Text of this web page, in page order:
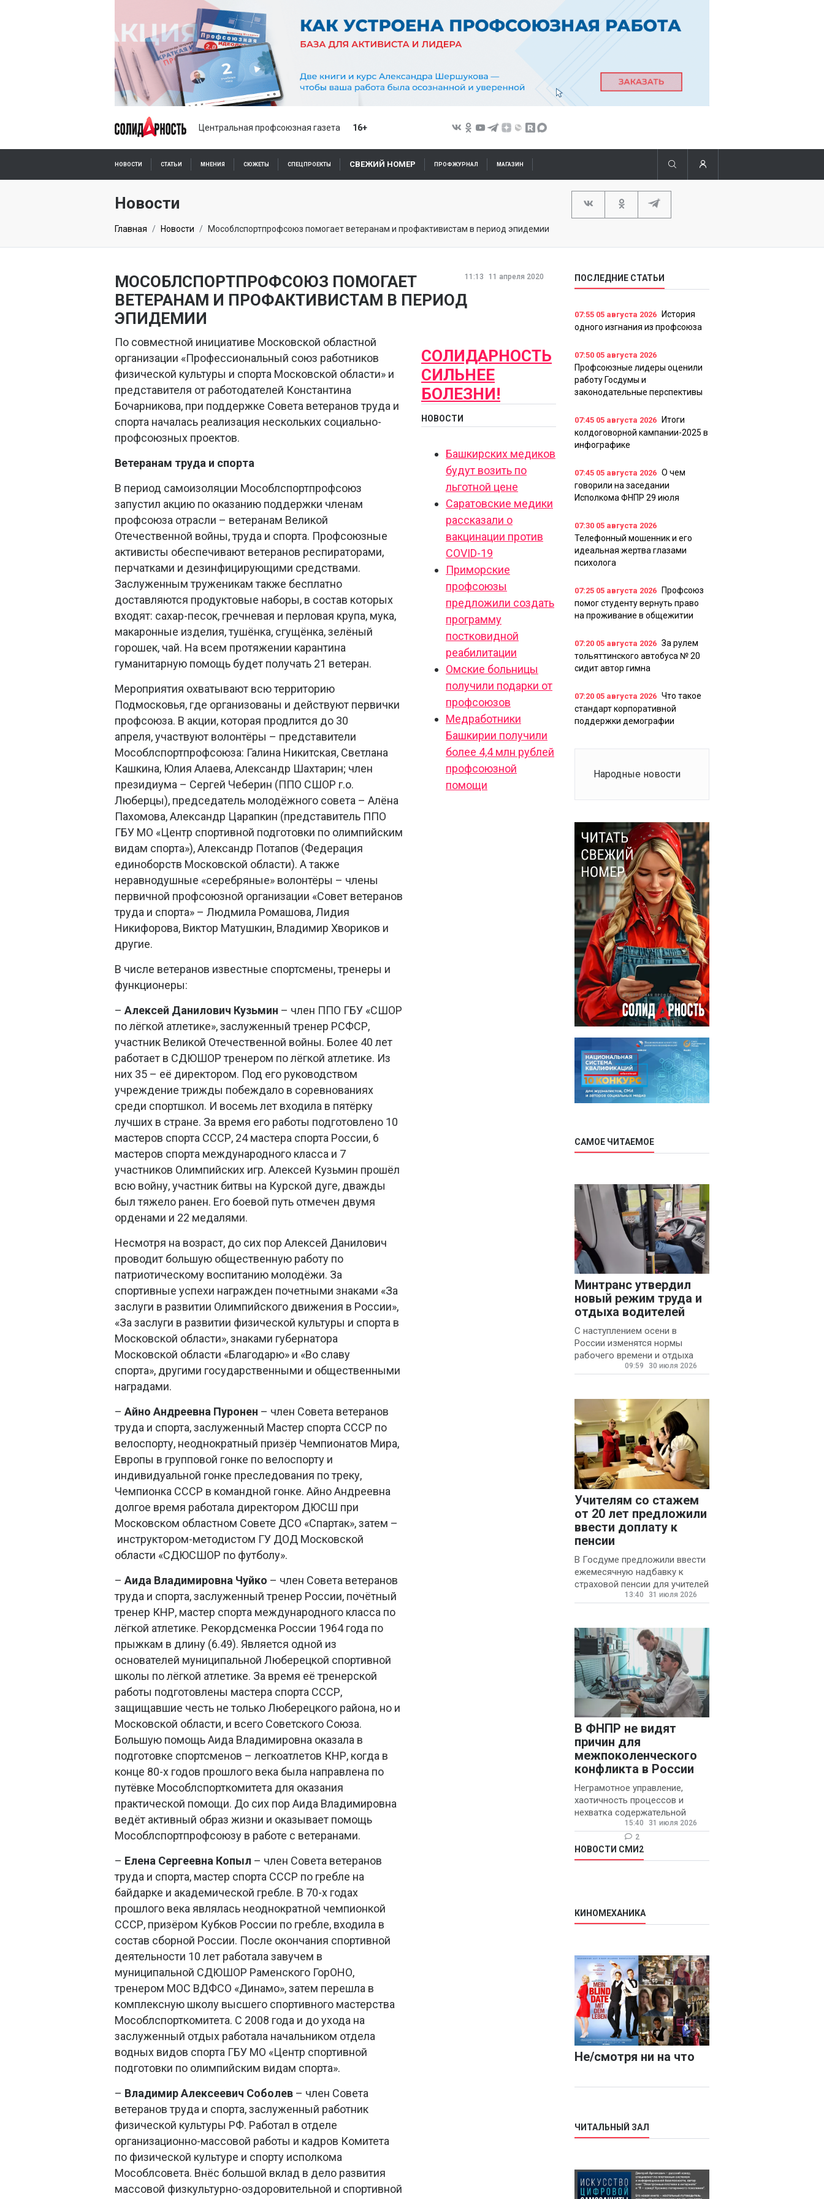
Центральная профсоюзная газета 16+
НОВОСТИ СТАТЬИ МНЕНИЯ СЮЖЕТЫ СПЕЦПРОЕКТЫ СВЕЖИЙ НОМЕР ПРОФЖУРНАЛ МАГАЗИН
ПОДПИСКА ОНЛАЙН
Новости
Главная Новости Мособлспортпрофсоюз помогает ветеранам и профактивистам в период эпидемии
11:13 11 апреля 2020
МОСОБЛСПОРТПРОФСОЮЗ ПОМОГАЕТ
ВЕТЕРАНАМ И ПРОФАКТИВИСТАМ В ПЕРИОД
ЭПИДЕМИИ
По совместной инициативе Московской областной
организации «Профессиональный союз работников
физической культуры и спорта Московской области» и
представителя от работодателей Константина
Бочарникова, при поддержке Совета ветеранов труда и
спорта началась реализация нескольких социально-
профсоюзных проектов.
Ветеранам труда и спорта
В период самоизоляции Мособлспортпрофсоюз
запустил акцию по оказанию поддержки членам
профсоюза отрасли – ветеранам Великой
Отечественной войны, труда и спорта. Профсоюзные
активисты обеспечивают ветеранов респираторами,
перчатками и дезинфицирующими средствами.
Заслуженным труженикам также бесплатно
доставляются продуктовые наборы, в состав которых
входят: сахар-песок, гречневая и перловая крупа, мука,
макаронные изделия, тушёнка, сгущёнка, зелёный
горошек, чай. На всем протяжении карантина
гуманитарную помощь будет получать 21 ветеран.
Мероприятия охватывают всю территорию
Подмосковья, где организованы и действуют первички
профсоюза. В акции, которая продлится до 30
апреля, участвуют волонтёры – представители
Мособлспортпрофсоюза: Галина Никитская, Светлана
Кашкина, Юлия Алаева, Александр Шахтарин; член
президиума – Сергей Чеберин (ППО СШОР г.о.
Люберцы), председатель молодёжного совета – Алёна
Пахомова, Александр Царапкин (представитель ППО
ГБУ МО «Центр спортивной подготовки по олимпийским
видам спорта»), Александр Потапов (Федерация
единоборств Московской области). А также
неравнодушные «серебряные» волонтёры – члены
первичной профсоюзной организации «Совет ветеранов
труда и спорта» – Людмила Ромашова, Лидия
Никифорова, Виктор Матушкин, Владимир Хвориков и
другие.
В числе ветеранов известные спортсмены, тренеры и
функционеры:
– Алексей Данилович Кузьмин – член ППО ГБУ «СШОР
по лёгкой атлетике», заслуженный тренер РСФСР,
участник Великой Отечественной войны. Более 40 лет
работает в СДЮШОР тренером по лёгкой атлетике. Из
них 35 – её директором. Под его руководством
учреждение трижды побеждало в соревнованиях
среди спортшкол. И восемь лет входила в пятёрку
лучших в стране. За время его работы подготовлено 10
мастеров спорта СССР, 24 мастера спорта России, 6
мастеров спорта международного класса и 7
участников Олимпийских игр. Алексей Кузьмин прошёл
всю войну, участник битвы на Курской дуге, дважды
был тяжело ранен. Его боевой путь отмечен двумя
орденами и 22 медалями.
Несмотря на возраст, до сих пор Алексей Данилович
проводит большую общественную работу по
патриотическому воспитанию молодёжи. За
спортивные успехи награжден почетными знаками «За
заслуги в развитии Олимпийского движения в России»,
«За заслуги в развитии физической культуры и спорта в
Московской области», знаками губернатора
Московской области «Благодарю» и «Во славу
спорта», другими государственными и общественными
наградами.
– Айно Андреевна Пуронен – член Совета ветеранов
труда и спорта, заслуженный Мастер спорта СССР по
велоспорту, неоднократный призёр Чемпионатов Мира,
Европы в групповой гонке по велоспорту и
индивидуальной гонке преследования по треку,
Чемпионка СССР в командной гонке. Айно Андреевна
долгое время работала директором ДЮСШ при
Московском областном Совете ДСО «Спартак», затем –
инструктором-методистом ГУ ДОД Московской
области «СДЮСШОР по футболу».
– Аида Владимировна Чуйко – член Совета ветеранов
труда и спорта, заслуженный тренер России, почётный
тренер КНР, мастер спорта международного класса по
лёгкой атлетике. Рекордсменка России 1964 года по
прыжкам в длину (6.49). Является одной из
основателей муниципальной Люберецкой спортивной
школы по лёгкой атлетике. За время её тренерской
работы подготовлены мастера спорта СССР,
защищавшие честь не только Люберецкого района, но и
Московской области, и всего Советского Союза.
Большую помощь Аида Владимировна оказала в
подготовке спортсменов – легкоатлетов КНР, когда в
конце 80-х годов прошлого века была направлена по
путёвке Мособлспорткомитета для оказания
практической помощи. До сих пор Аида Владимировна
ведёт активный образ жизни и оказывает помощь
Мособлспортпрофсоюзу в работе с ветеранами.
– Елена Сергеевна Копыл – член Совета ветеранов
труда и спорта, мастер спорта СССР по гребле на
байдарке и академической гребле. В 70-х годах
прошлого века являлась неоднократной чемпионкой
СССР, призёром Кубков России по гребле, входила в
состав сборной России. После окончания спортивной
деятельности 10 лет работала завучем в
муниципальной СДЮШОР Раменского ГорОНО,
тренером МОС ВДФСО «Динамо», затем перешла в
комплексную школу высшего спортивного мастерства
Мособлспорткомитета. С 2008 года и до ухода на
заслуженный отдых работала начальником отдела
водных видов спорта ГБУ МО «Центр спортивной
подготовки по олимпийским видам спорта».
– Владимир Алексеевич Соболев – член Совета
ветеранов труда и спорта, заслуженный работник
физической культуры РФ. Работал в отделе
организационно-массовой работы и кадров Комитета
по физической культуре и спорту исполкома
Мособлсовета. Внёс большой вклад в дело развития
массовой физкультурно-оздоровительной и спортивной
СОЛИДАРНОСТЬ
СИЛЬНЕЕ
БОЛЕЗНИ!
НОВОСТИ
Башкирских медиков
будут возить по
льготной цене
Саратовские медики
рассказали о
вакцинации против
COVID-19
Приморские
профсоюзы
предложили создать
программу
постковидной
реабилитации
Омские больницы
получили подарки от
профсоюзов
Медработники
Башкирии получили
более 4,4 млн рублей
профсоюзной
помощи
ПОСЛЕДНИЕ СТАТЬИ
07:55 05 августа 2026
История
одного изгнания из профсоюза
07:50 05 августа 2026
Профсоюзные лидеры оценили
работу Госдумы и
законодательные перспективы
07:45 05 августа 2026
Итоги
колдоговорной кампании-2025 в
инфографике
07:45 05 августа 2026 О чем
говорили на заседании
Исполкома ФНПР 29 июля
07:30 05 августа 2026
Телефонный мошенник и его
идеальная жертва глазами
психолога
07:25 05 августа 2026
Профсоюз
помог студенту вернуть право
на проживание в общежитии
07:20 05 августа 2026 За рулем
тольяттинского автобуса № 20
сидит автор гимна
07:20 05 августа 2026 Что такое
стандарт корпоративной
поддержки демографии
Народные новости
САМОЕ ЧИТАЕМОЕ
Минтранс утвердил
новый режим труда и
отдыха водителей
С наступлением осени в
России изменятся нормы
рабочего времени и отдыха
для автомобилистов.
09:59 30 июля 2026
Учителям со стажем
от 20 лет предложили
ввести доплату к
пенсии
В Госдуме предложили ввести
ежемесячную надбавку к
страховой пенсии для учителей
государственных и
13:40 31 июля 2026
В ФНПР не видят
причин для
межпоколенческого
конфликта в России
Неграмотное управление,
хаотичность процессов и
нехватка содержательной
обратной связи от
руководителя являются
основными причинами
конфликтов и раздражения в
15:40
31 июля 2026
2
НОВОСТИ СМИ2
КИНОМЕХАНИКА
Не/смотря ни на что
ЧИТАЛЬНЫЙ ЗАЛ